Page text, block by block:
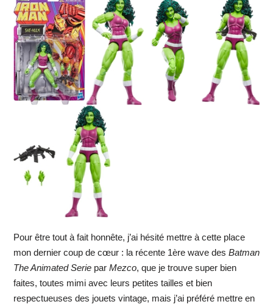
Pour être tout à fait honnête, j’ai hésité mettre à cette place
mon dernier coup de cœur : la récente 1ère wave des Batman
The Animated Seriepar Mezco, que je trouve super bien
faites, toutes mimi avec leurs petites tailles et bien
respectueuses des jouets vintage, mais j’ai préféré mettre en